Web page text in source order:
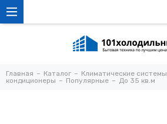
Главная Каталог Климатические системы
кондиционеры
Популярные До 35 кв.м